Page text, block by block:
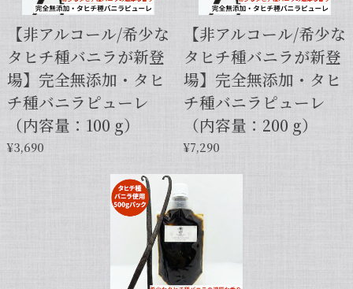
【本数多いほど1本価格がお得！】【サイズだけ訳ありグレード 12cm・バニラビーンズ・5本】
2025/01/05
発送が早くて助かりました。 バニラの香りも良かっ
たので、次回の発注します。
この度は当店をご利用いただきまして、
誠にありがとうございます！こちらこそ
スムーズなお取引をしていただき感謝申
し上げます。また機会がございました
ら、キャラメルのように甘くほのかに香
るブルボン種バニラもお試しくださいま
せ。今後とも当店を何卒よろしくお願い
【非アルコール/希少な
タヒチ種バニラが新登
場】完全無添加・タヒ
チ種バニラピューレ
（内容量：100 g）
¥3,690
【非アルコール/希少な
タヒチ種バニラが新登
場】完全無添加・タヒ
チ種バニラピューレ
（内容量：200 g）
¥7,290